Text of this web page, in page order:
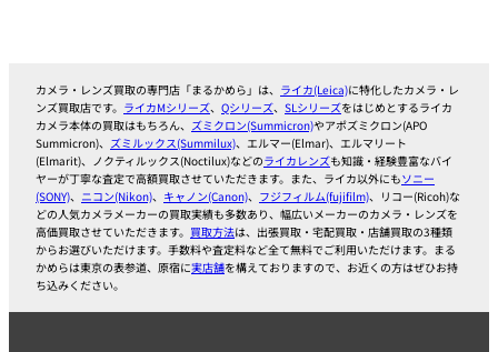
カメラ・レンズ買取の専門店「まるかめら」は、 ライカ(Leica)に特化したカメラ・レ
ンズ買取店です。 ライカMシリーズ、 Qシリーズ、 SLシリーズをはじめとするライカ
カメラ本体の買取はもちろん、 ズミクロン(Summicron)やアポズミクロン(APO
Summicron)、 ズミルックス(Summilux)、エルマー(Elmar)、エルマリート
(Elmarit)、ノクティルックス(Noctilux)などのライカレンズも知識・経験豊富なバイ
ヤーが丁寧な査定で高額買取させていただきます。また、ライカ以外にもソニー
(SONY)、 ニコン(Nikon)、 キャノン(Canon)、 フジフィルム(fujifilm)、リコー(Ricoh)な
どの人気カメラメーカーの買取実績も多数あり、幅広いメーカーのカメラ・レンズを
高価買取させていただきます。 買取方法は、出張買取・宅配買取・店舗買取の3種類
からお選びいただけます。手数料や査定料など全て無料でご利用いただけます。まる
かめらは東京の表参道、原宿に実店舗を構えておりますので、お近くの方はぜひお持
ち込みください。